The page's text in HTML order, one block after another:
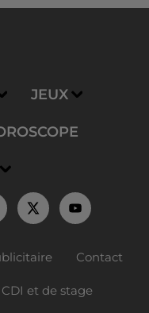
JEUX
Contact
et de stage